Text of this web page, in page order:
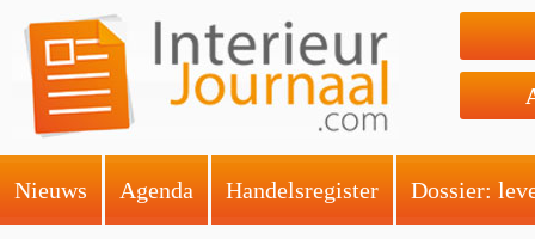
Nieuws Agenda Handelsregister Dossier: